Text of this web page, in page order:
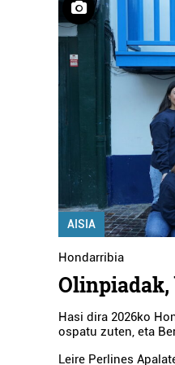
AISIA
Hondarribia
Hasi dira 2026ko
ospatu zuten, eta
Leire Perlines